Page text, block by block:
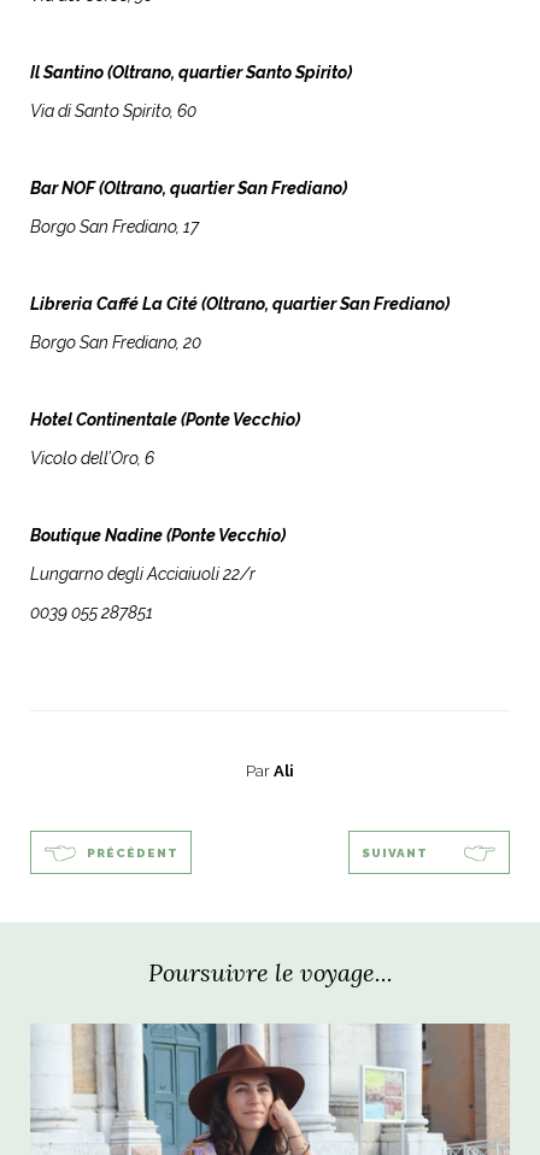
Il Santino (Oltrano, quartier Santo Spirito)
Via di Santo Spirito, 60
Bar NOF (Oltrano, quartier San Frediano)
Borgo San Frediano, 17
Libreria Caffé La Cité (Oltrano, quartier San Frediano)
Borgo San Frediano, 20
Hotel Continentale (Ponte Vecchio)
Vicolo dell’Oro, 6
Boutique Nadine (Ponte Vecchio)
Lungarno degli Acciaiuoli 22/r
0039 055 287851
Par Ali
PRÉCÉDENT SUIVANT
Poursuivre le voyage...